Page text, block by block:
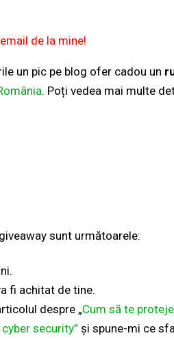
de la mine!
un pic pe blog ofer cadou un
. Poți vedea mai multe
sunt următoarele:
fi achitat de tine.
despre „Cum să te
security” și spune-mi ce